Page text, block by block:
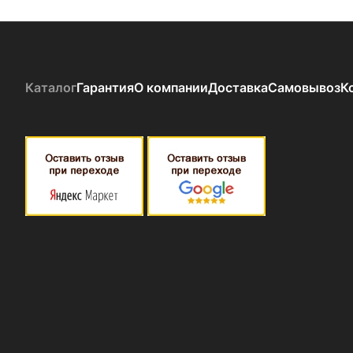
КаталогГарантияО компанииДоставкаСамовывоз